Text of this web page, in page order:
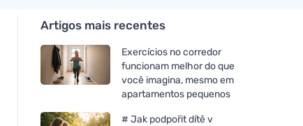
Artigos mais recentes
Exercícios no corredor
funcionam melhor do que
você imagina, mesmo em
apartamentos pequenos
# Jak podpořit dítě v